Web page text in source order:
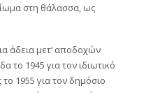
στη θάλασσα, ως
άδεια μετ’ αποδοχών
το 1945 για τον ιδιωτικό
1955 για τον δημόσιο